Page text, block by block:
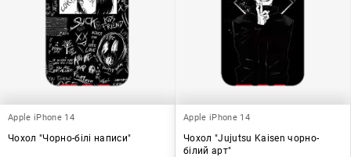
Apple iPhone 14
Чохол "Чорно-білі написи"
Apple iPhone 14
Чохол "Jujutsu Kaisen чорно-
білий арт"